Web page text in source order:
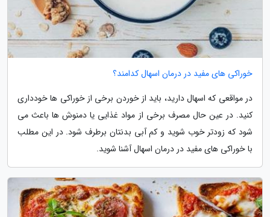
خوراکی های مفید در درمان اسهال کدامند؟
در مواقعی که اسهال دارید، باید از خوردن برخی از خوراکی ها خودداری
کنید. در عین حال مصرف برخی از مواد غذایی یا دمنوش ها باعث می
شود که زودتر خوب شوید و کم آبی بدنتان برطرف شود. در این مطلب
با خوراکی های مفید در درمان اسهال آشنا شوید.